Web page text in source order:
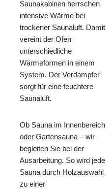
Saunakabinen herrschen
intensive Wärme bei
trockener Saunaluft. Damit
vereint der Ofen
unterschiedliche
Wärmeformen in einem
System. Der Verdampfer
sorgt für eine feuchtere
Saunaluft.
Ob Sauna im Innenbereich
oder Gartensauna – wir
begleiten Sie bei der
Ausarbeitung. So wird jede
Sauna durch Holzauswahl
zu einer